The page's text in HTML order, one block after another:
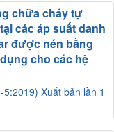
Xuất bản lần 1
chữa cháy tự
các áp suất danh
được nén bằng
cho các hệ